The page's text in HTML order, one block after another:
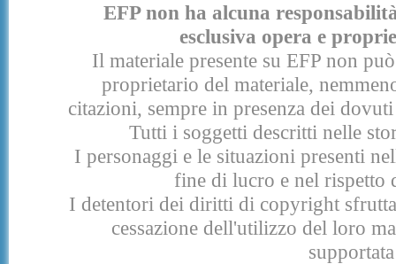
EFP non ha alcuna
esclusiva opera e
Il materiale presente su EFP non
proprietario del materiale,
citazioni, sempre in presenza dei
Tutti i soggetti descritti nelle
I personaggi e le situazioni presenti
fine di lucro e nel rispetto
I detentori dei diritti di copyright
cessazione dell'utilizzo del loro